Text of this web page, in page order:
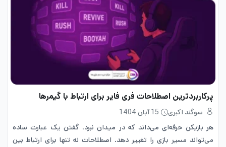
پرکاربردترین اصطلاحات فری فایر برای ارتباط با گیمرها
سوگند اکبری
15 آبان 1404
هر بازیکن حرفه‌ای می‌داند که در میدان نبرد، گفتن یک عبارت ساده
می‌تواند مسیر بازی را تغییر دهد. اصطلاحات نه تنها برای ارتباط بین